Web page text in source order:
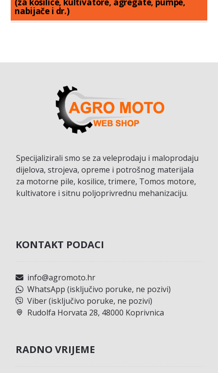
(za kosilice, kultivatore, agregate, pumpe,
nabijače i dr.)
Specijalizirali smo se za veleprodaju i maloprodaju
dijelova, strojeva, opreme i potrošnog materijala
za motorne pile, kosilice, trimere, Tomos motore,
kultivatore i sitnu poljoprivrednu mehanizaciju.
KONTAKT PODACI
info@agromoto.hr
WhatsApp (isključivo poruke, ne pozivi)
Viber (isključivo poruke, ne pozivi)
Rudolfa Horvata 28, 48000 Koprivnica
RADNO VRIJEME